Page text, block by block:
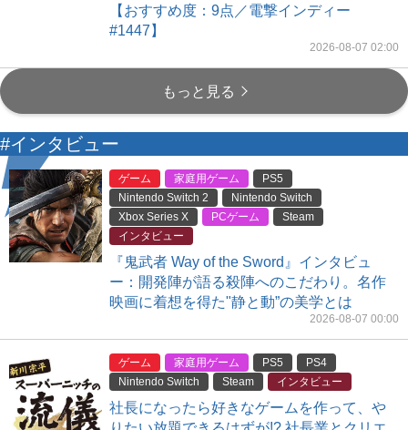
【おすすめ度：9点／電撃インディー
#1447】
2026-08-07 02:00
もっと見る
#インタビュー
ゲーム 家庭用ゲーム
PS5
Nintendo Switch 2
Nintendo Switch
Xbox Series X
PCゲーム
Steam
インタビュー
『鬼武者 Way of the Sword』インタビュ
ー：開発陣が語る殺陣へのこだわり。名作
映画に着想を得た"静と動”の美学とは
2026-08-07 00:00
ゲーム 家庭用ゲーム PS5
PS4
Nintendo Switch
Steam インタビュー
社長になったら好きなゲームを作って、や